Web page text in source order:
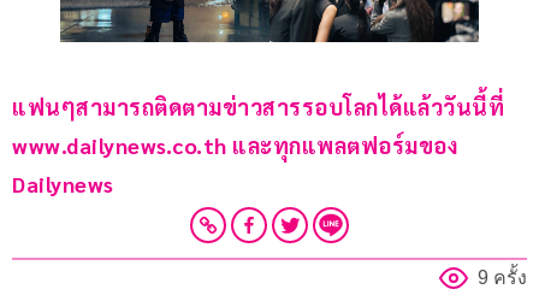
แฟนๆสามารถติดตามข่าวสารรอบโลกได้แล้ววันนี้ที่
www.dailynews.co.th และทุกแพลตฟอร์มของ
Dailynews
9 ครั้ง